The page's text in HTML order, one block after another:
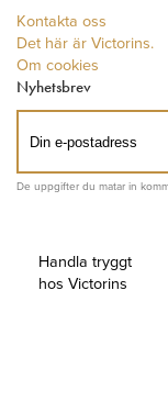
Kontakta oss
Det här är Victorins.
Om cookies
Nyhetsbrev
De uppgifter du matar in
Handla tryggt
hos Victorins